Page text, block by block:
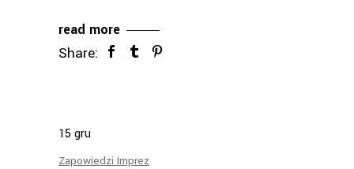
read more
Share:
15 gru
Zapowiedzi Imprez